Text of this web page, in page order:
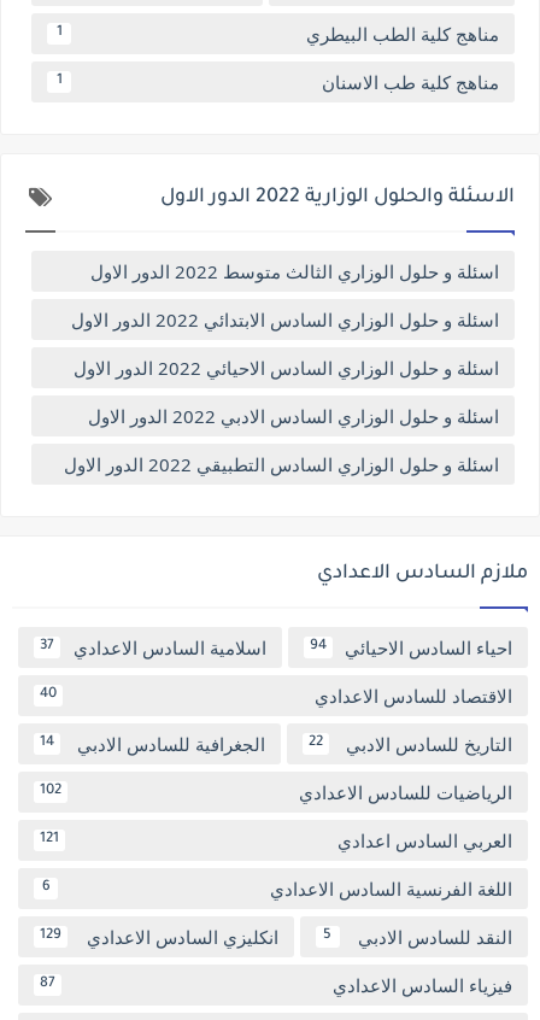
مناهج كلية الطب البيطري 1
مناهج كلية طب الاسنان 1
الاسئلة والحلول الوزارية 2022 الدور الاول
اسئلة و حلول الوزاري الثالث متوسط 2022 الدور الاول
اسئلة و حلول الوزاري السادس الابتدائي 2022 الدور الاول
اسئلة و حلول الوزاري السادس الاحيائي 2022 الدور الاول
اسئلة و حلول الوزاري السادس الادبي 2022 الدور الاول
اسئلة و حلول الوزاري السادس التطبيقي 2022 الدور الاول
ملازم السادس الاعدادي
احياء السادس الاحيائي 94 اسلامية السادس الاعدادي 37
الاقتصاد للسادس الاعدادي 40
التاريخ للسادس الادبي 22 الجغرافية للسادس الادبي 14
الرياضيات للسادس الاعدادي 102
العربي السادس اعدادي 121
اللغة الفرنسية السادس الاعدادي 6
النقد للسادس الادبي 5 انكليزي السادس الاعدادي 129
فيزياء السادس الاعدادي 87